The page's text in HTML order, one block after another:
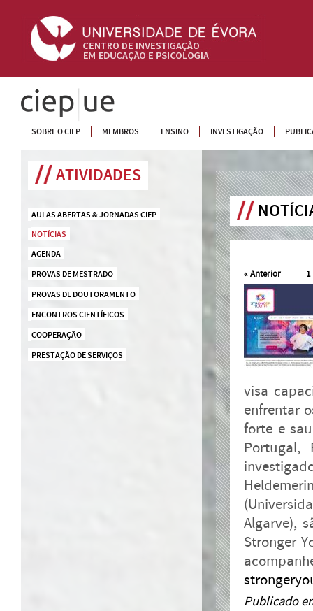
CIEP
SOBRE O CIEP MEMBROS ENSINO INVESTIGAÇÃO
ATIVIDADES
AULAS ABERTAS & JORNADAS CIEP
NOTÍCIAS
AGENDA
PROVAS DE MESTRADO
PROVAS DE DOUTORAMENTO
ENCONTROS CIENTÍFICOS
COOPERAÇÃO
PRESTAÇÃO DE SERVIÇOS
«Anterior 1
visa
enfrentar
forte e
Portugal,
Algarve),
Stronger
Publicado